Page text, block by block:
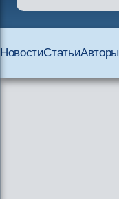
НовостиСтатьиАвторы